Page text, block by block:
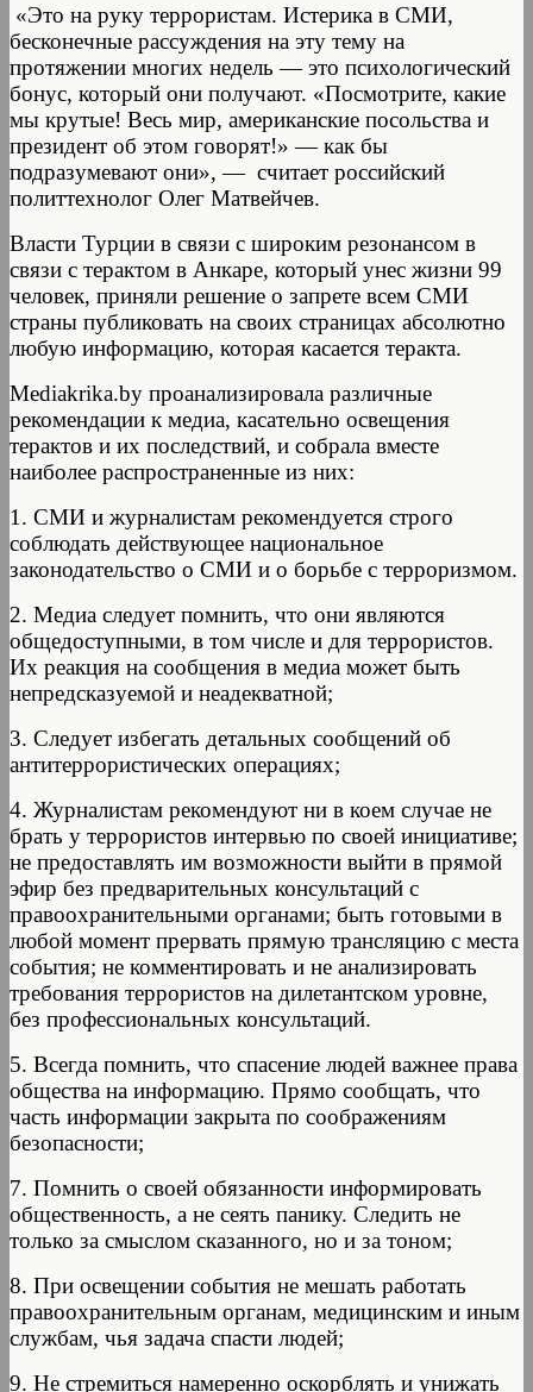
«Это на руку террористам. Истерика в СМИ,
бесконечные рассуждения на эту тему на
протяжении многих недель — это психологический
бонус, который они получают. «Посмотрите, какие
мы крутые! Весь мир, американские посольства и
президент об этом говорят!» — как бы
подразумевают они», — считает российский
политтехнолог Олег Матвейчев.
Власти Турции в связи с широким резонансом в
связи с терактом в Анкаре, который унес жизни 99
человек, приняли решение о запрете всем СМИ
страны публиковать на своих страницах абсолютно
любую информацию, которая касается теракта.
Mediakrika.by проанализировала различные
рекомендации к медиа, касательно освещения
терактов и их последствий, и собрала вместе
наиболее распространенные из них:
1. СМИ и журналистам рекомендуется строго
соблюдать действующее национальное
законодательство о СМИ и о борьбе с терроризмом.
2. Медиа следует помнить, что они являются
общедоступными, в том числе и для террористов.
Их реакция на сообщения в медиа может быть
непредсказуемой и неадекватной;
3. Следует избегать детальных сообщений об
антитеррористических операциях;
4. Журналистам рекомендуют ни в коем случае не
брать у террористов интервью по своей инициативе;
не предоставлять им возможности выйти в прямой
эфир без предварительных консультаций с
правоохранительными органами; быть готовыми в
любой момент прервать прямую трансляцию с места
события; не комментировать и не анализировать
требования террористов на дилетантском уровне,
без профессиональных консультаций.
5. Всегда помнить, что спасение людей важнее права
общества на информацию. Прямо сообщать, что
часть информации закрыта по соображениям
безопасности;
7. Помнить о своей обязанности информировать
общественность, а не сеять панику. Следить не
только за смыслом сказанного, но и за тоном;
8. При освещении события не мешать работать
правоохранительным органам, медицинским и иным
службам, чья задача спасти людей;
9. Не стремиться намеренно оскорблять и унижать